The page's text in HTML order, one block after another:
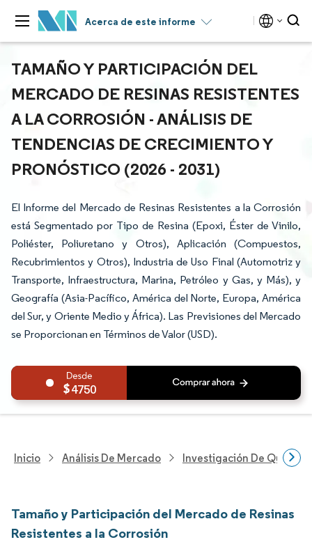
Acerca de este informe
TAMAÑO Y PARTICIPACIÓN DEL
MERCADO DE RESINAS RESISTENTES
A LA CORROSIÓN - ANÁLISIS DE
TENDENCIAS DE CRECIMIENTO Y
PRONÓSTICO (2026 - 2031)
El Informe del Mercado de Resinas Resistentes a la Corrosión
está Segmentado por Tipo de Resina (Epoxi, Éster de Vinilo,
Poliéster, Poliuretano y Otros), Aplicación (Compuestos,
Recubrimientos y Otros), Industria de Uso Final (Automotriz y
Transporte, Infraestructura, Marina, Petróleo y Gas, y Más), y
Geografía (Asia-Pacífico, América del Norte, Europa, América
del Sur, y Oriente Medio y África). Las Previsiones del Mercado
se Proporcionan en Términos de Valor (USD).
4750
Inicio Análisis De Mercado Investigación De
Tamaño y Participación del Mercado de Resinas
Resistentes a la Corrosión